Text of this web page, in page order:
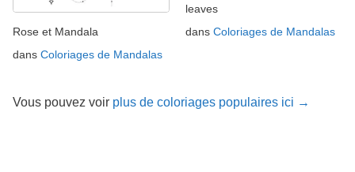
Rose et Mandala
dans Coloriages de Mandalas
leaves
dans Coloriages de Mandalas
Vous pouvez voir plus de coloriages populaires ici →